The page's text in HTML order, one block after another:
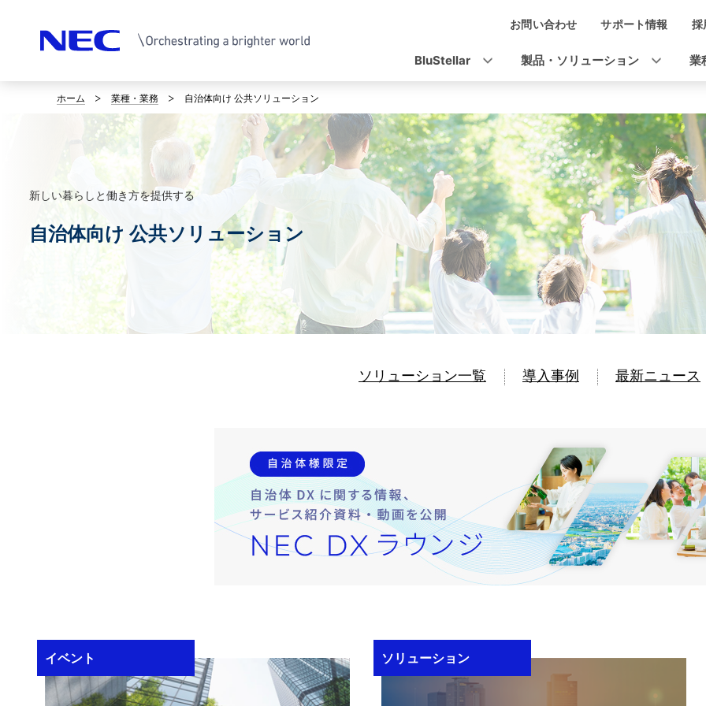
ゲ
ー
シ
ョ
ン
お問い合わせ サポート情報 採
BluStellar 製品・ソリューション 業
サ
内
の
ホーム 業種・業務 自治体向け 公共ソリューション
自治体向け 公共ソリューション
新しい暮らしと働き方を提供する
ソリューション一覧 導入事例 最新ニュース
ソリューション ソリューション